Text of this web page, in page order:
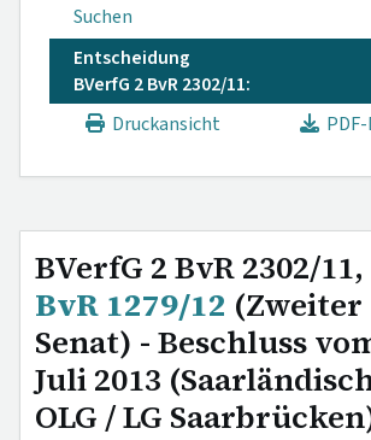
Suchen
Entscheidung
BVerfG 2 BvR 2302/11:
Druckansicht
BVerfG 2 BvR 2302/11,
BvR 1279/12 (Zweiter
Senat) - Beschluss
Juli 2013
OLG / LG